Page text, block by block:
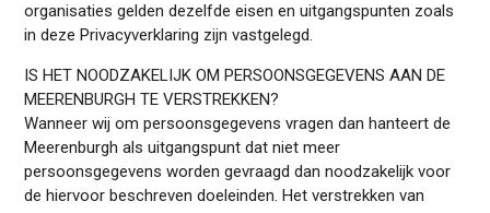
organisaties gelden dezelfde eisen en uitgangspunten zoals
in deze Privacyverklaring zijn vastgelegd.
IS HET NOODZAKELIJK OM PERSOONSGEGEVENS AAN DE
MEERENBURGH TE VERSTREKKEN?
Wanneer wij om persoonsgegevens vragen dan hanteert de
Meerenburgh als uitgangspunt dat niet meer
persoonsgegevens worden gevraagd dan noodzakelijk voor
de hiervoor beschreven doeleinden. Het verstrekken van